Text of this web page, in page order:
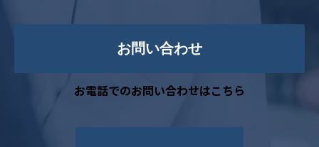
お問い合わせ
お電話でのお問い合わせはこちら